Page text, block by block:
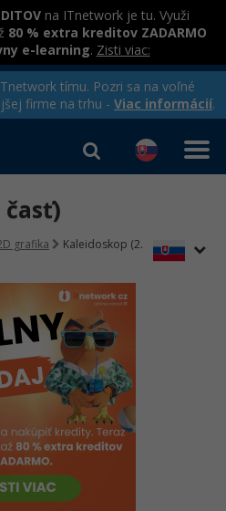
na ITnetwork je tu. Využi
80 % extra kreditov ZADARMO
e-learning. Zisti viac:
tímu. Pozri sa na voľné
firme na trhu - Viac informácií.
časť)
grafika
Kaleidoskop (2.